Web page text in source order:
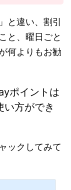
と違い、割引
と、曜日ごと
何よりもお勧
ポイントは
い方ができ
ックしてみて